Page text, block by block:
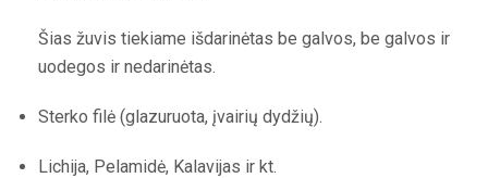
Šias žuvis tiekiame išdarinėtas be galvos, be galvos ir
uodegos ir nedarinėtas.
Sterko filė (glazuruota, įvairių dydžių).
Lichija, Pelamidė, Kalavijas ir kt.